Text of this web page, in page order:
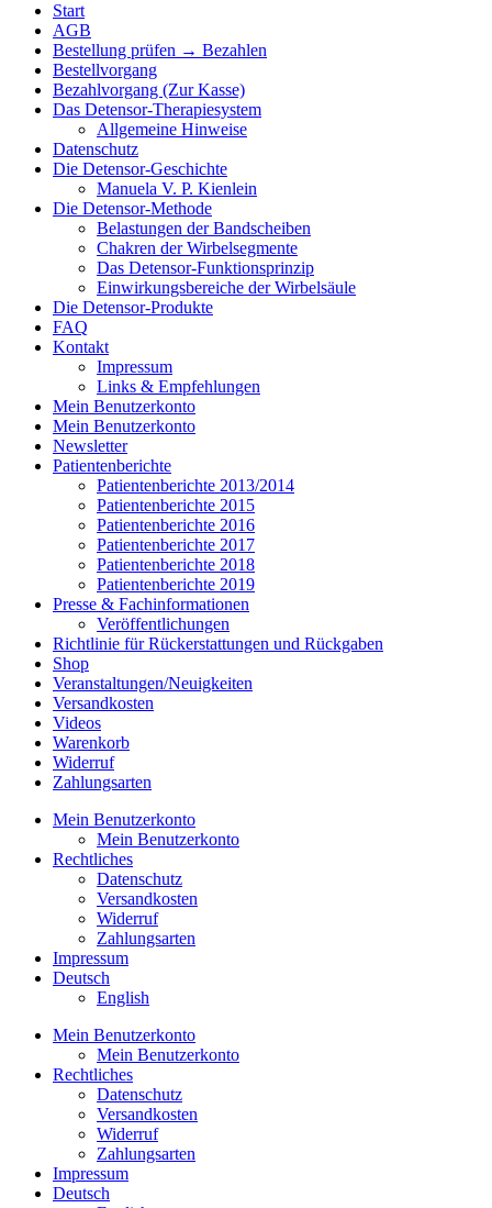
Start
AGB
Bestellung prüfen → Bezahlen
Bestellvorgang
Bezahlvorgang (Zur Kasse)
Das Detensor-Therapiesystem
Allgemeine Hinweise
Datenschutz
Die Detensor-Geschichte
Manuela V. P. Kienlein
Die Detensor-Methode
Belastungen der Bandscheiben
Chakren der Wirbelsegmente
Das Detensor-Funktionsprinzip
Einwirkungsbereiche der Wirbelsäule
Die Detensor-Produkte
FAQ
Kontakt
Impressum
Links & Empfehlungen
Mein Benutzerkonto
Mein Benutzerkonto
Newsletter
Patientenberichte
Patientenberichte 2013/2014
Patientenberichte 2015
Patientenberichte 2016
Patientenberichte 2017
Patientenberichte 2018
Patientenberichte 2019
Presse & Fachinformationen
Veröffentlichungen
Richtlinie für Rückerstattungen und Rückgaben
Shop
Veranstaltungen/Neuigkeiten
Versandkosten
Videos
Warenkorb
Widerruf
Zahlungsarten
Mein Benutzerkonto
Mein Benutzerkonto
Rechtliches
Datenschutz
Versandkosten
Widerruf
Zahlungsarten
Impressum
Deutsch
English
Mein Benutzerkonto
Mein Benutzerkonto
Rechtliches
Datenschutz
Versandkosten
Widerruf
Zahlungsarten
Impressum
Deutsch